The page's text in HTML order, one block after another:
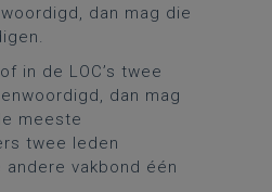
dan mag die
in de LOC’s twee
dan mag
meeste
twee leden
vakbond één